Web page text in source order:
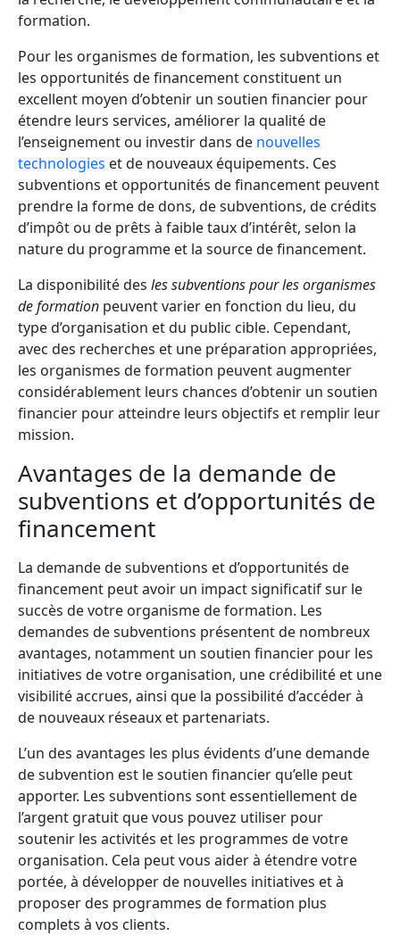
formation.
Pour les organismes de formation, les subventions et
les opportunités de financement constituent un
excellent moyen d’obtenir un soutien financier pour
étendre leurs services, améliorer la qualité de
l’enseignement ou investir dans de nouvelles
technologies et de nouveaux équipements. Ces
subventions et opportunités de financement peuvent
prendre la forme de dons, de subventions, de crédits
d’impôt ou de prêts à faible taux d’intérêt, selon la
nature du programme et la source de financement.
La disponibilité des les subventions pour les organismes
de formation peuvent varier en fonction du lieu, du
type d’organisation et du public cible. Cependant,
avec des recherches et une préparation appropriées,
les organismes de formation peuvent augmenter
considérablement leurs chances d’obtenir un soutien
financier pour atteindre leurs objectifs et remplir leur
mission.
Avantages de la demande de
subventions et d’opportunités de
financement
La demande de subventions et d’opportunités de
financement peut avoir un impact significatif sur le
succès de votre organisme de formation. Les
demandes de subventions présentent de nombreux
avantages, notamment un soutien financier pour les
initiatives de votre organisation, une crédibilité et une
visibilité accrues, ainsi que la possibilité d’accéder à
de nouveaux réseaux et partenariats.
L’un des avantages les plus évidents d’une demande
de subvention est le soutien financier qu’elle peut
apporter. Les subventions sont essentiellement de
l’argent gratuit que vous pouvez utiliser pour
soutenir les activités et les programmes de votre
organisation. Cela peut vous aider à étendre votre
portée, à développer de nouvelles initiatives et à
proposer des programmes de formation plus
complets à vos clients.